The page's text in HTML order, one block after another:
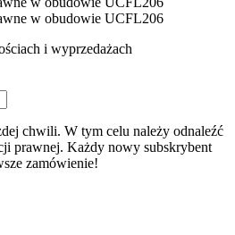
i wyprzedażach
chwili. W tym celu należy odnaleźć
prawnej. Każdy nowy subskrybent
zamówienie!